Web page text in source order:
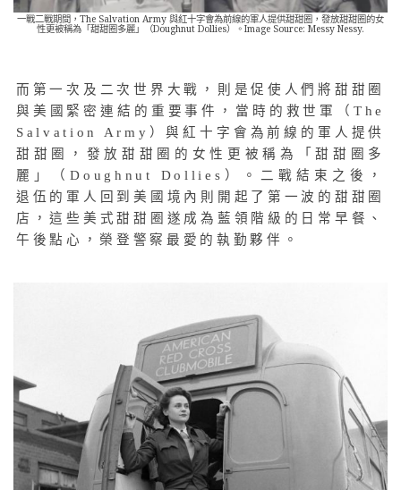
一戰二戰期間，The Salvation Army 與紅十字會為前線的軍人提供甜甜圈，發放甜甜圈的女
性更被稱為「甜甜圈多麗」（Doughnut Dollies）。Image Source: Messy Nessy.
而第一次及二次世界大戰，則是促使人們將甜甜圈
與美國緊密連結的重要事件，當時的救世軍（The
Salvation Army）與紅十字會為前線的軍人提供
甜甜圈，發放甜甜圈的女性更被稱為「甜甜圈多
麗」（Doughnut Dollies）。二戰結束之後，
退伍的軍人回到美國境內則開起了第一波的甜甜圈
店，這些美式甜甜圈遂成為藍領階級的日常早餐、
午後點心，榮登警察最愛的執勤夥伴。